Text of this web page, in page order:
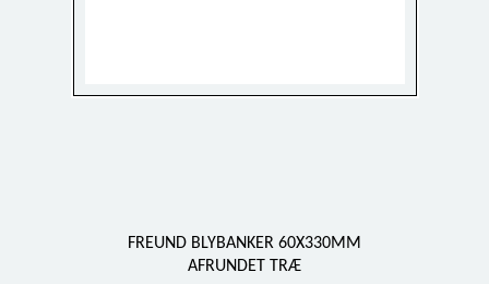
FREUND BLYBANKER 60X330MM
AFRUNDET TRÆ